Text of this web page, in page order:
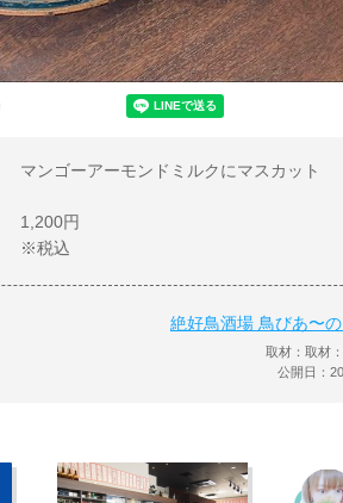
マンゴーアーモンドミルクにマスカット
1,200円
※税込
絶好鳥酒場 鳥びあ〜
取材：取材
公開日：